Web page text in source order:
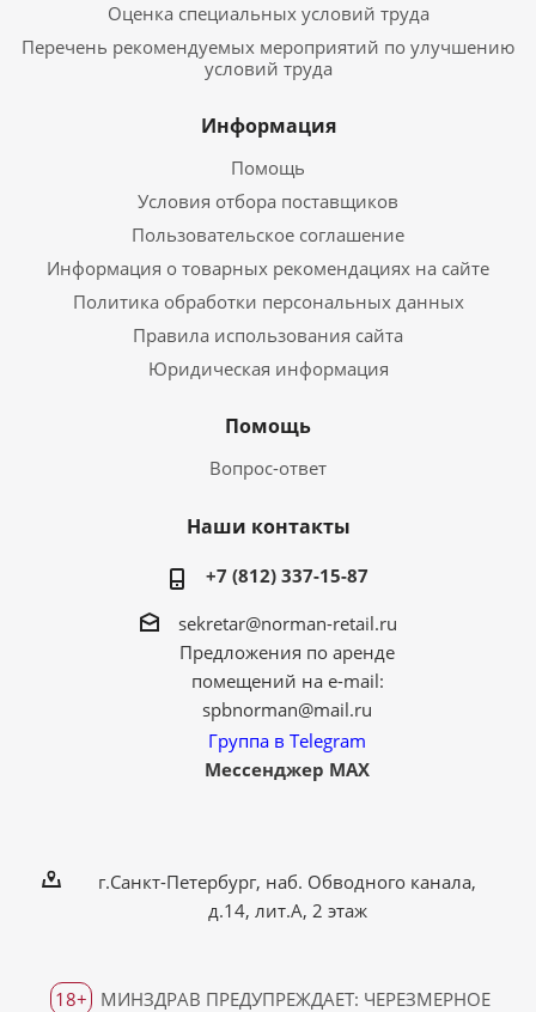
Оценка специальных условий труда
Перечень рекомендуемых мероприятий по улучшению
условий труда
Информация
Помощь
Условия отбора поставщиков
Пользовательское соглашение
Информация о товарных рекомендациях на сайте
Политика обработки персональных данных
Правила использования сайта
Юридическая информация
Помощь
Вопрос-ответ
Наши контакты
+7 (812) 337-15-87
sekretar@norman-retail.ru
Предложения по аренде
помещений на e-mail:
spbnorman@mail.ru
Группа в Telegram
Мессенджер MAX
г.Санкт-Петербург, наб. Обводного канала,
д.14, лит.А, 2 этаж
18+ МИНЗДРАВ ПРЕДУПРЕЖДАЕТ: ЧЕРЕЗМЕРНОЕ